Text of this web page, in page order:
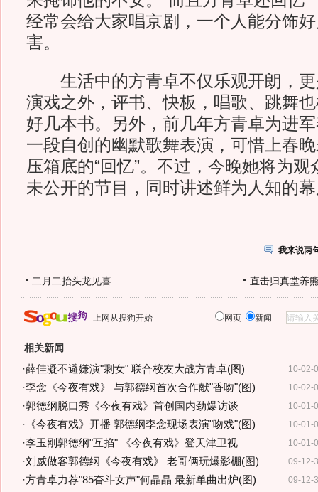
经常会给大家唱京剧，一个人能分饰
害。
生活中的方青卓不仅乐观开朗，更
演戏之外，评书、快板，唱歌、跳舞
好几本书。另外，前几年方青卓为进
一段自创的幽默歌舞表演，可惜上春
压箱底的“回忆”。不过，今晚她将为
未公开的节目，同时讲述鲜为人知的
我来说两
二月二抬头龙见喜 直击归真堂养
上网从搜狗开始 网页 新闻
相关新闻
10-02-
·薛佳凝不避嫌演"剩女" 联合校友大战方青卓(图)
10-02-
·李念《今夜有戏》 与郭德纲首次合作献"香吻"(图)
10-01-
·郭德纲脱口秀《今夜有戏》首创国内劲爆访谈
10-01-
· 《今夜有戏》开播 郭德纲李念现场表演"吻戏"(图)
10-01-
·李玉刚郭德纲"互掐" 《今夜有戏》登天津卫视
09-12-
·刘威做客郭德纲《今夜有戏》 老哥俩玩爆影棚(图)
09-12-
·方青卓力荐"85奋斗女声"何晶晶 最新单曲出炉(图)